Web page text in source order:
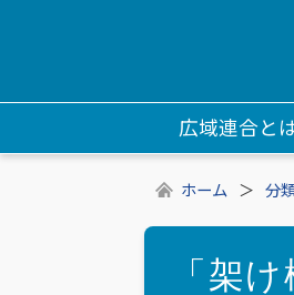
広域連合と
ホーム 分
「架